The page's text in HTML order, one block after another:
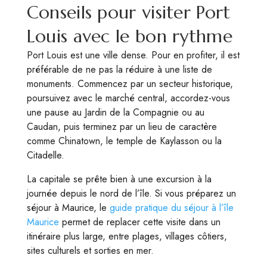
Conseils pour visiter Port
Louis avec le bon rythme
Port Louis est une ville dense. Pour en profiter, il est
préférable de ne pas la réduire à une liste de
monuments. Commencez par un secteur historique,
poursuivez avec le marché central, accordez-vous
une pause au Jardin de la Compagnie ou au
Caudan, puis terminez par un lieu de caractère
comme Chinatown, le temple de Kaylasson ou la
Citadelle.
La capitale se prête bien à une excursion à la
journée depuis le nord de l’île. Si vous préparez un
séjour à Maurice, le guide pratique du séjour à l’île
Maurice permet de replacer cette visite dans un
itinéraire plus large, entre plages, villages côtiers,
sites culturels et sorties en mer.